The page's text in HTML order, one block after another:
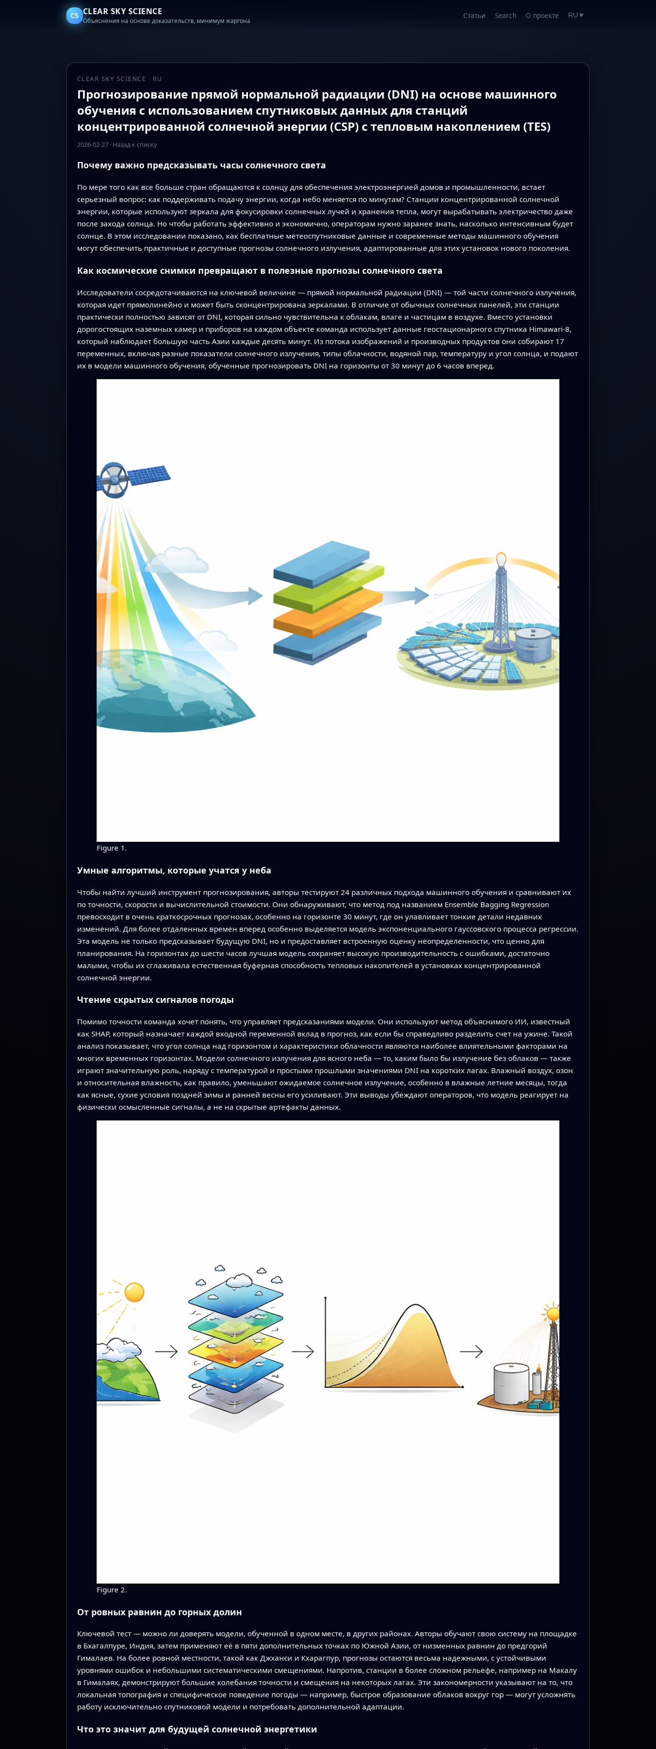
CS CLEAR SKY SCIENCE
Объяснения на основе доказательств, минимум жаргона
Статьи Search О проекте RU ▼
CLEAR SKY SCIENCE · RU
Прогнозирование прямой нормальной радиации (DNI) на основе машинного
обучения с использованием спутниковых данных для станций
концентрированной солнечной энергии (CSP) с тепловым накоплением (TES)
2026-02-27· Назад к списку
Почему важно предсказывать часы солнечного света
По мере того как все больше стран обращаются к солнцу для обеспечения электроэнергией домов и промышленности, встает
серьезный вопрос: как поддерживать подачу энергии, когда небо меняется по минутам? Станции концентрированной солнечной
энергии, которые используют зеркала для фокусировки солнечных лучей и хранения тепла, могут вырабатывать электричество даже
после захода солнца. Но чтобы работать эффективно и экономично, операторам нужно заранее знать, насколько интенсивным будет
солнце. В этом исследовании показано, как бесплатные метеоспутниковые данные и современные методы машинного обучения
могут обеспечить практичные и доступные прогнозы солнечного излучения, адаптированные для этих установок нового поколения.
Как космические снимки превращают в полезные прогнозы солнечного света
Исследователи сосредотачиваются на ключевой величине — прямой нормальной радиации (DNI) — той части солнечного излучения,
которая идет прямолинейно и может быть сконцентрирована зеркалами. В отличие от обычных солнечных панелей, эти станции
практически полностью зависят от DNI, которая сильно чувствительна к облакам, влаге и частицам в воздухе. Вместо установки
дорогостоящих наземных камер и приборов на каждом объекте команда использует данные геостационарного спутника Himawari-8,
который наблюдает большую часть Азии каждые десять минут. Из потока изображений и производных продуктов они собирают 17
переменных, включая разные показатели солнечного излучения, типы облачности, водяной пар, температуру и угол солнца, и подают
их в модели машинного обучения, обученные прогнозировать DNI на горизонты от 30 минут до 6 часов вперед.
Figure 1.
Умные алгоритмы, которые учатся у неба
Чтобы найти лучший инструмент прогнозирования, авторы тестируют 24 различных подхода машинного обучения и сравнивают их
по точности, скорости и вычислительной стоимости. Они обнаруживают, что метод под названием Ensemble Bagging Regression
превосходит в очень краткосрочных прогнозах, особенно на горизонте 30 минут, где он улавливает тонкие детали недавних
изменений. Для более отдаленных времен вперед особенно выделяется модель экспоненциального гауссовского процесса регрессии.
Эта модель не только предсказывает будущую DNI, но и предоставляет встроенную оценку неопределенности, что ценно для
планирования. На горизонтах до шести часов лучшая модель сохраняет высокую производительность с ошибками, достаточно
малыми, чтобы их сглаживала естественная буферная способность тепловых накопителей в установках концентрированной
солнечной энергии.
Чтение скрытых сигналов погоды
Помимо точности команда хочет понять, что управляет предсказаниями модели. Они используют метод объяснимого ИИ, известный
как SHAP, который назначает каждой входной переменной вклад в прогноз, как если бы справедливо разделить счет на ужине. Такой
анализ показывает, что угол солнца над горизонтом и характеристики облачности являются наиболее влиятельными факторами на
многих временных горизонтах. Модели солнечного излучения для ясного неба — то, каким было бы излучение без облаков — также
играют значительную роль, наряду с температурой и простыми прошлыми значениями DNI на коротких лагах. Влажный воздух, озон
и относительная влажность, как правило, уменьшают ожидаемое солнечное излучение, особенно в влажные летние месяцы, тогда
как ясные, сухие условия поздней зимы и ранней весны его усиливают. Эти выводы убеждают операторов, что модель реагирует на
физически осмысленные сигналы, а не на скрытые артефакты данных.
Figure 2.
От ровных равнин до горных долин
Ключевой тест — можно ли доверять модели, обученной в одном месте, в других районах. Авторы обучают свою систему на площадке
в Бхагалпуре, Индия, затем применяют её в пяти дополнительных точках по Южной Азии, от низменных равнин до предгорий
Гималаев. На более ровной местности, такой как Джханси и Кхарагпур, прогнозы остаются весьма надежными, с устойчивыми
уровнями ошибок и небольшими систематическими смещениями. Напротив, станции в более сложном рельефе, например на Макалу
в Гималаях, демонстрируют большие колебания точности и смещения на некоторых лагах. Эти закономерности указывают на то, что
локальная топография и специфическое поведение погоды — например, быстрое образование облаков вокруг гор — могут усложнять
работу исключительно спутниковой модели и потребовать дополнительной адаптации.
Что это значит для будущей солнечной энергетики